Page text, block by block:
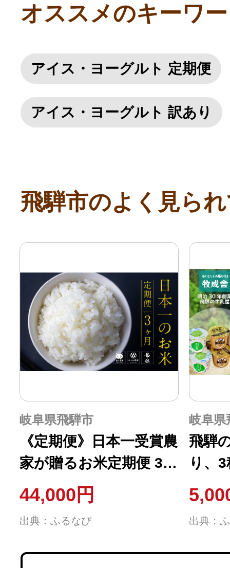
オススメのキーワ
アイス・ヨーグルト 定期便
アイス・ヨーグルト 訳あり
飛騨市のよく見ら
岐阜県飛騨市
《定期便》日本一受賞農
家が贈るお米定期便 3回
みつわ農園 和仁農園 龍
の瞳 コシヒカリ こしひ
かり 黄金の煌き 食べ比
べ 5kg 5キロ 特A 飛騨
44,000円
出典：ふるなび
岐阜県
飛騨
り、
バラ
出典：